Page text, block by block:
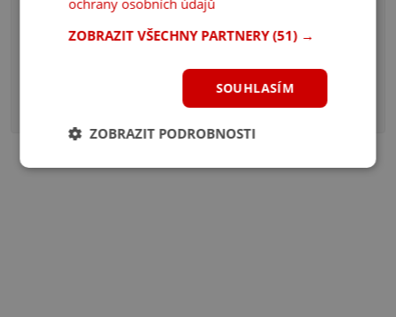
Kvíz: Znáš prezidenta ČR? Odpovíš na 10/10 otázek
správně?
38 komentářů
Kvíz: Máš fotbal v malíčku? Uhádneš 10/10 klubů z
ZOBRAZIT VŠECHNY PARTNERY(51) →
SOUHLASÍM
ZOBRAZIT PODROBNOSTI